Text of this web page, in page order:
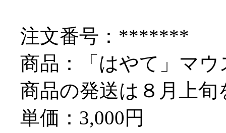
注文番号：*******
商品：「はやて」マ
商品の発送は８月上
単価：3,000円